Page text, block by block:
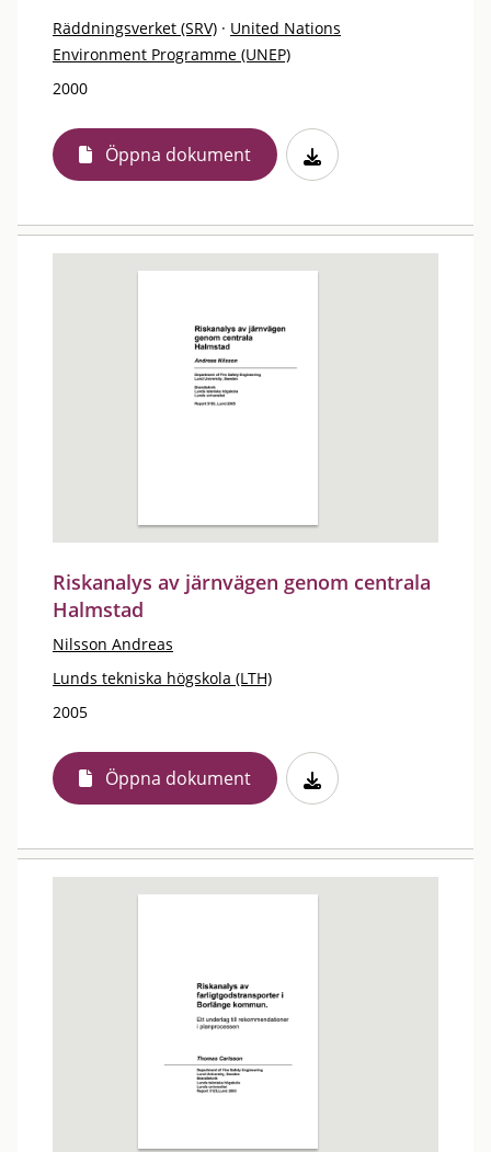
Räddningsverket (SRV) · United Nations
Environment Programme (UNEP)
2000
Öppna dokument
Riskanalys av järnvägen genom centrala
Halmstad
Nilsson Andreas
Lunds tekniska högskola (LTH)
2005
Öppna dokument